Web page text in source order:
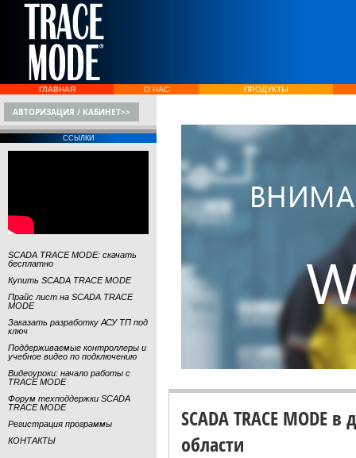
ГЛАВНАЯ О НАС ПРОДУКТЫ
АВТОРИЗАЦИЯ / КАБИНЕТ>>
ССЫЛКИ
SCADA TRACE MODE: скачать
бесплатно
Купить SCADA TRACE MODE
Прайс лист на SCADA TRACE
MODE
Заказать разработку АСУ ТП под
ключ
Поддерживаемые контроллеры и
учебное видео по подключению
Видеоуроки: начало работы с
TRACE MODE
Форум техподдержки SCADA
TRACE MODE
Регистрация программы
КОНТАКТЫ
SCADA TRACE
области